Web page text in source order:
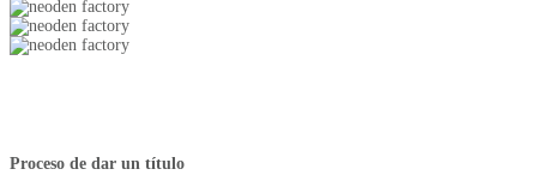
Proceso de dar un título